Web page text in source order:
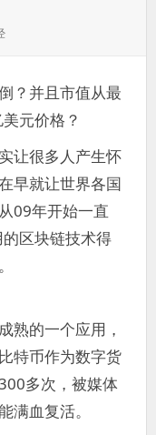
？并且市值从最
元价格？
让很多人产生怀
早就让世界各国
09年开始一直
区块链技术得
熟的一个应用，
特币作为数字货
多次，被媒体
满血复活。